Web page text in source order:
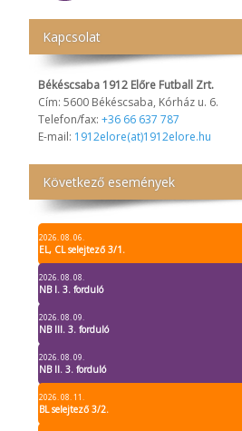
Kapcsolat
Békéscsaba 1912 Előre Futball Zrt.
Cím: 5600 Békéscsaba, Kórház u. 6.
Telefon/fax: +36 66 637 787
E-mail: 1912elore(at)1912elore.hu
Következő események
2026. 08. 06.
EL, CL selejtező 3/1.
2026. 08. 08.
NB I. 3. forduló
2026. 08. 09.
NB III. 3. forduló
2026. 08. 09.
NB II. 3. forduló
2026. 08. 11.
BL selejtező 3/2.